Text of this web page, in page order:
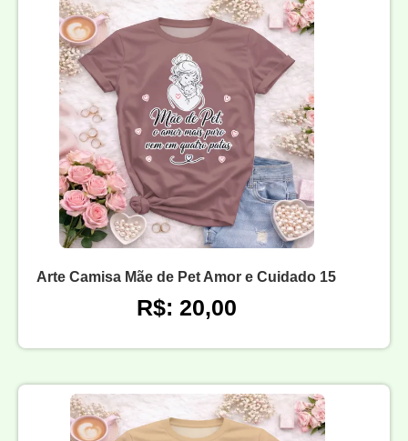
Arte Camisa Mãe de Pet Amor e Cuidado 15
R$: 20,00